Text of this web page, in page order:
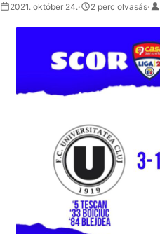
2021. október 24.· 2 perc olvasás·